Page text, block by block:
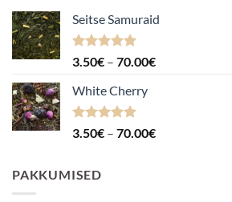
Seitse Samuraid
Hinnanguga
3.50€ – 70.00€Hinnavahemik:
White Cherry
Hinnanguga
3.50€ – 70.00€Hinnavahemik:
PAKKUMISED